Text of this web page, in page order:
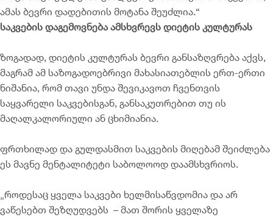
ამას ბევრი დადებითის მოტანა შეუძლია.“
საკვების დაგემოვნება ამსხვრევს დიეტის კულტურას
ზოგადად, დიეტის კულტურას ბევრი განსაზღვრება აქვს,
მაგრამ ამ საზოგადოებრივი მახასიათებლის ერთ-ერთი
ნიშანია, რომ თავი უნდა შევიკავოთ ჩვენთვის
საყვარელი საკვებისგან, განსაკუთრებით თუ ის
მაღალკალორიული ან ცხიმიანია.
ფრთხილად და გულდასმით საკვების მიღებამ შეიძლება
ეს მავნე მენტალიტეტი საბოლოოდ დაამსხვრიოს.
„როდესაც ყველა საკვები ხელმისაწვდომია და არ
ვაწესებთ შეზღუდვებს – მათ შორის ყველაზე